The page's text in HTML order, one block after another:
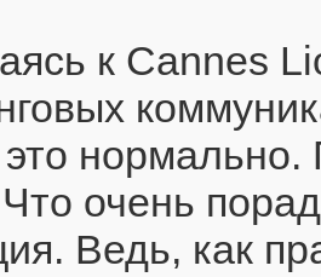
к Cannes
очень
Ведь, как